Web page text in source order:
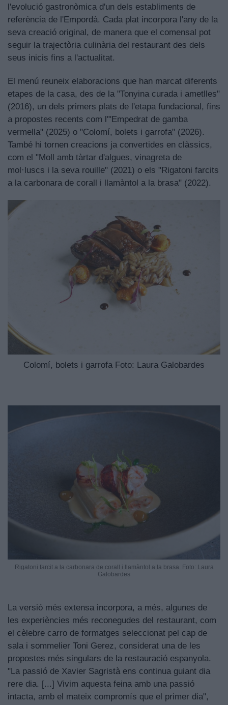
l'evolució gastronòmica d'un dels establiments de
referència de l'Empordà. Cada plat incorpora l'any de la
seva creació original, de manera que el comensal pot
seguir la trajectòria culinària del restaurant des dels
seus inicis fins a l'actualitat.
El menú reuneix elaboracions que han marcat diferents
etapes de la casa, des de la "Tonyina curada i ametlles"
(2016), un dels primers plats de l'etapa fundacional, fins
a propostes recents com l'"Empedrat de gamba
vermella" (2025) o "Colomí, bolets i garrofa" (2026).
També hi tornen creacions ja convertides en clàssics,
com el "Moll amb tàrtar d'algues, vinagreta de
mol·luscs i la seva rouille" (2021) o els "Rigatoni farcits
a la carbonara de corall i llamàntol a la brasa" (2022).
Colomí, bolets i garrofa Foto: Laura Galobardes
Rigatoni farcit a la carbonara de corall i llamàntol a la brasa. Foto: Laura
Galobardes
La versió més extensa incorpora, a més, algunes de
les experiències més reconegudes del restaurant, com
el cèlebre carro de formatges seleccionat pel cap de
sala i sommelier Toni Gerez, considerat una de les
propostes més singulars de la restauració espanyola.
"La passió de Xavier Sagristà ens continua guiant dia
rere dia. [...] Vivim aquesta feina amb una passió
intacta, amb el mateix compromís que el primer dia",